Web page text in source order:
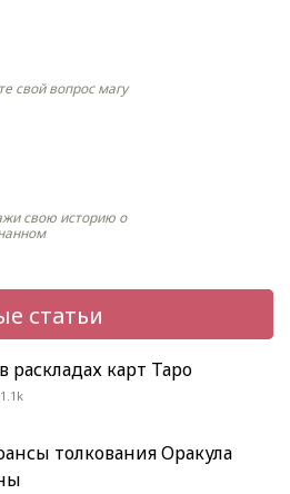
свой вопрос магу
свою историю о
статьи
раскладах карт Таро
толкования Оракула